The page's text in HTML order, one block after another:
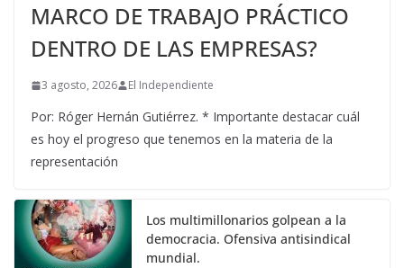
MARCO DE TRABAJO PRÁCTICO
DENTRO DE LAS EMPRESAS?
3 agosto, 2026 El Independiente
Por: Róger Hernán Gutiérrez. * Importante destacar cuál
es hoy el progreso que tenemos en la materia de la
representación
Los multimillonarios golpean a la
democracia. Ofensiva antisindical
mundial.